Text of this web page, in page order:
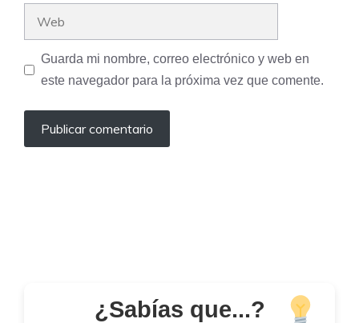
Guarda mi nombre, correo electrónico y web en
este navegador para la próxima vez que comente.
¿Sabías que...?